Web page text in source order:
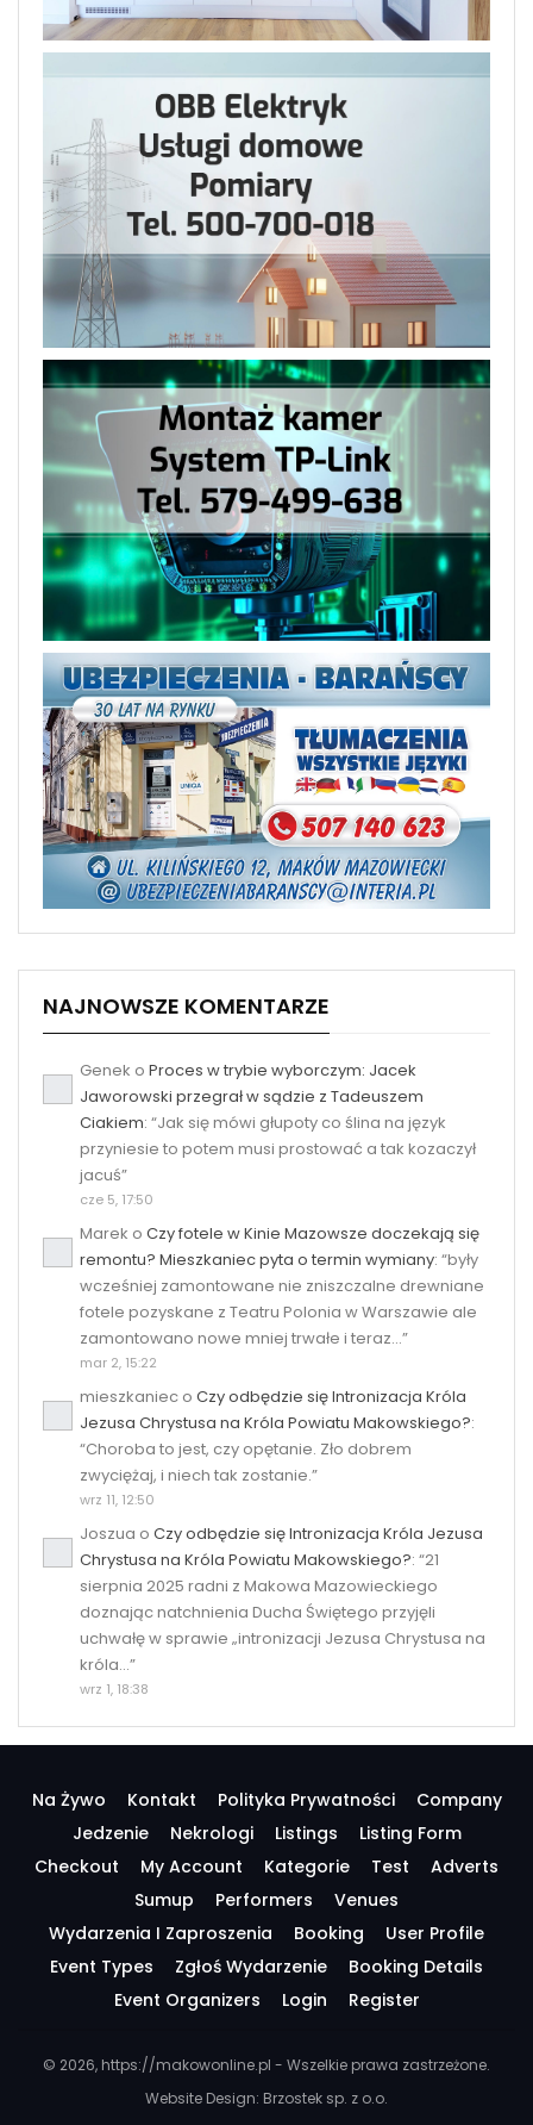
NAJNOWSZE KOMENTARZE
Genek o Proces w trybie wyborczym: Jacek
Jaworowski przegrał w sądzie z Tadeuszem
Ciakiem: “Jak się mówi głupoty co ślina na język
przyniesie to potem musi prostować a tak kozaczył
jacuś”
cze 5, 17:50
Marek o Czy fotele w Kinie Mazowsze doczekają się
remontu? Mieszkaniec pyta o termin wymiany: “były
wcześniej zamontowane nie zniszczalne drewniane
fotele pozyskane z Teatru Polonia w Warszawie ale
zamontowano nowe mniej trwałe i teraz…”
mar 2, 15:22
mieszkaniec o Czy odbędzie się Intronizacja Króla
Jezusa Chrystusa na Króla Powiatu Makowskiego?:
“Choroba to jest, czy opętanie. Zło dobrem
zwyciężaj, i niech tak zostanie.”
wrz 11, 12:50
Joszua o Czy odbędzie się Intronizacja Króla Jezusa
Chrystusa na Króla Powiatu Makowskiego?: “21
sierpnia 2025 radni z Makowa Mazowieckiego
doznając natchnienia Ducha Świętego przyjęli
uchwałę w sprawie „intronizacji Jezusa Chrystusa na
króla…”
wrz 1, 18:38
Na Żywo Kontakt Polityka Prywatności
Company
Jedzenie
Nekrologi Listings
Listing Form
Checkout
My Account Kategorie Test
Adverts
Sumup
Performers
Venues
Wydarzenia I Zaproszenia
Booking
User Profile
Event Types
Zgłoś Wydarzenie
Booking Details
Event Organizers
Login Register
© 2026, https://makowonline.pl - Wszelkie prawa zastrzeżone.
Website Design: Brzostek sp. z o.o.